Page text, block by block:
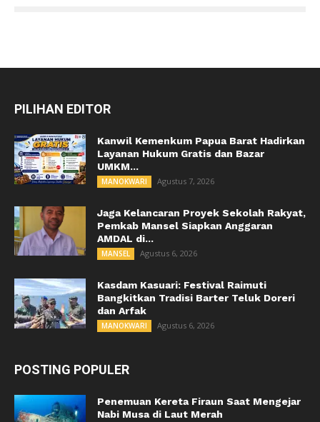
PILIHAN EDITOR
Kanwil Kemenkum Papua Barat Hadirkan
Layanan Hukum Gratis dan Bazar
UMKM...
MANOKWARI Agustus 7, 2026
Jaga Kelancaran Proyek Sekolah Rakyat,
Pemkab Mansel Siapkan Anggaran
AMDAL di...
MANSEL Agustus 6, 2026
Kasdam Kasuari: Festival Raimuti
Bangkitkan Tradisi Barter Teluk Doreri
dan Arfak
MANOKWARI Agustus 6, 2026
POSTING POPULER
Penemuan Kereta Firaun Saat Mengejar
Nabi Musa di Laut Merah